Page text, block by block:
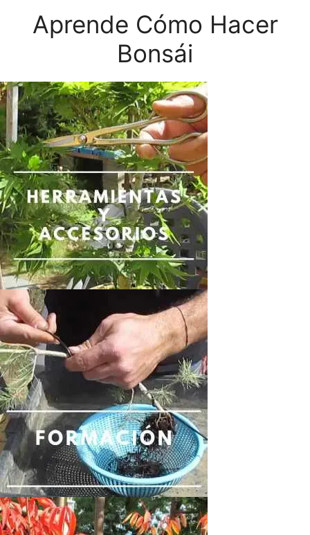
Aprende Cómo Hacer
Bonsái